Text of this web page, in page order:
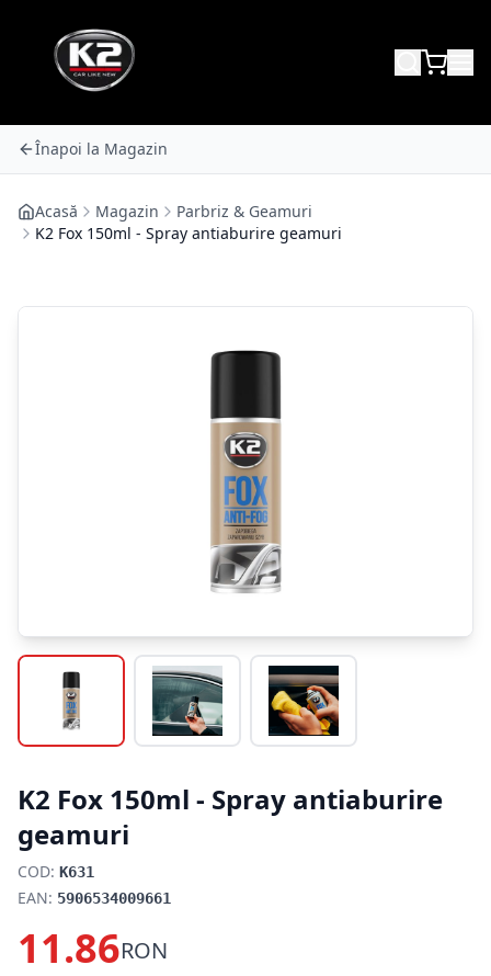
Înapoi la Magazin
Acasă Magazin
Parbriz & Geamuri
K2 Fox 150ml - Spray antiaburire geamuri
K2 Fox 150ml - Spray antiaburire
geamuri
COD: K631
EAN: 5906534009661
11.86RON